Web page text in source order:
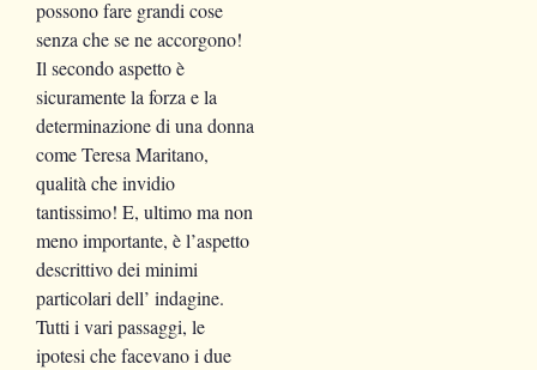
possono fare grandi cose
senza che se ne accorgono!
Il secondo aspetto è
sicuramente la forza e la
determinazione di una donna
come Teresa Maritano,
qualità che invidio
tantissimo! E, ultimo ma non
meno importante, è l’aspetto
descrittivo dei minimi
particolari dell’ indagine.
Tutti i vari passaggi, le
ipotesi che facevano i due